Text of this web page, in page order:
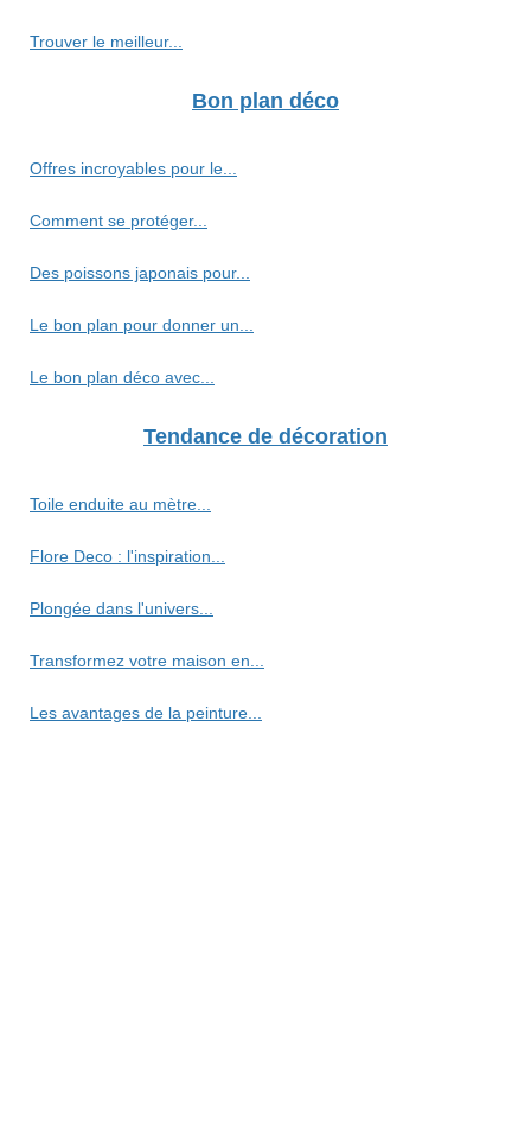
Trouver le meilleur...
Bon plan déco
Offres incroyables pour le...
Comment se protéger...
Des poissons japonais pour...
Le bon plan pour donner un...
Le bon plan déco avec...
Tendance de décoration
Toile enduite au mètre...
Flore Deco : l'inspiration...
Plongée dans l'univers...
Transformez votre maison en...
Les avantages de la peinture...